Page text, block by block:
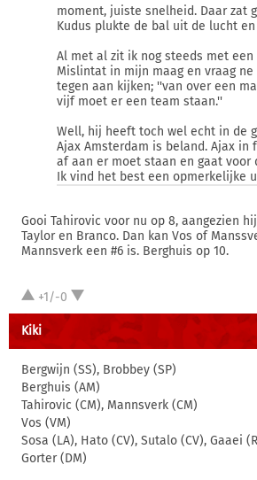
moment, juiste snelheid. Daar zat
Kudus plukte de bal uit de lucht
Al met al zit ik nog steeds met
Mislintat in mijn maag en vraag
tegen aan kijken; ''van over een
vijf moet er een team staan.''
Well, hij heeft toch wel echt in de
Ajax Amsterdam is beland. Ajax in
af aan er moet staan en gaat voor
Ik vind het best een opmerkelijke
Gooi Tahirovic voor nu op 8, aangezien
Taylor en Branco. Dan kan Vos of
Mannsverk een #6 is. Berghuis op 10.
+1/-0
Kiki
Bergwijn (SS), Brobbey (SP)
Berghuis (AM)
Tahirovic (CM), Mannsverk (CM)
Vos (VM)
Sosa (LA), Hato (CV), Sutalo (CV), Gaaei
Gorter (DM)